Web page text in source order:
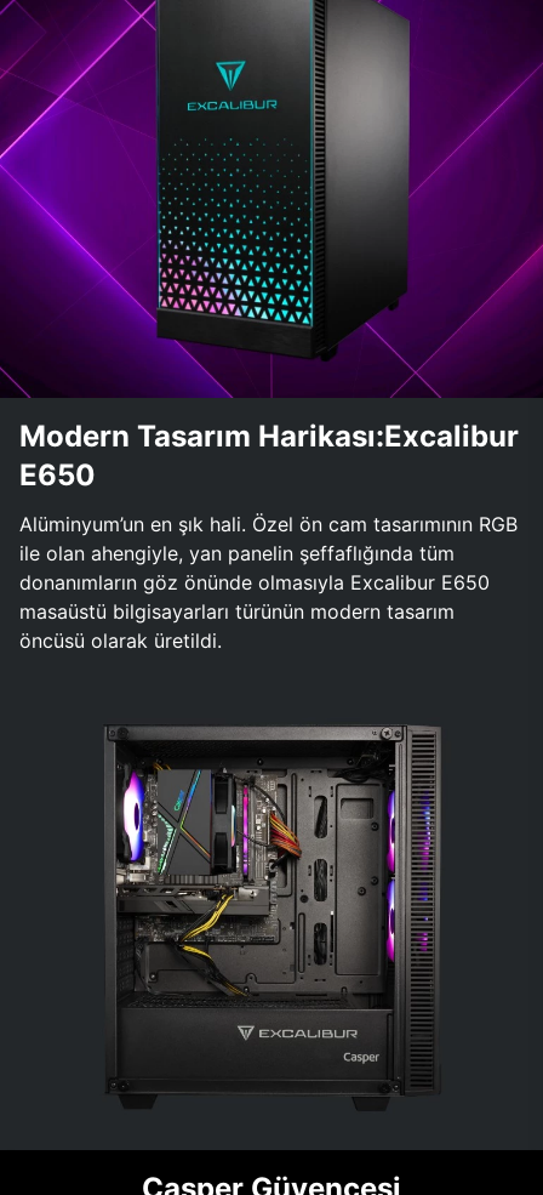
Modern Tasarım Harikası:Excalibur
E650
Alüminyum’un en şık hali. Özel ön cam tasarımının RGB
ile olan ahengiyle, yan panelin şeffaflığında tüm
donanımların göz önünde olmasıyla Excalibur E650
masaüstü bilgisayarları türünün modern tasarım
öncüsü olarak üretildi.